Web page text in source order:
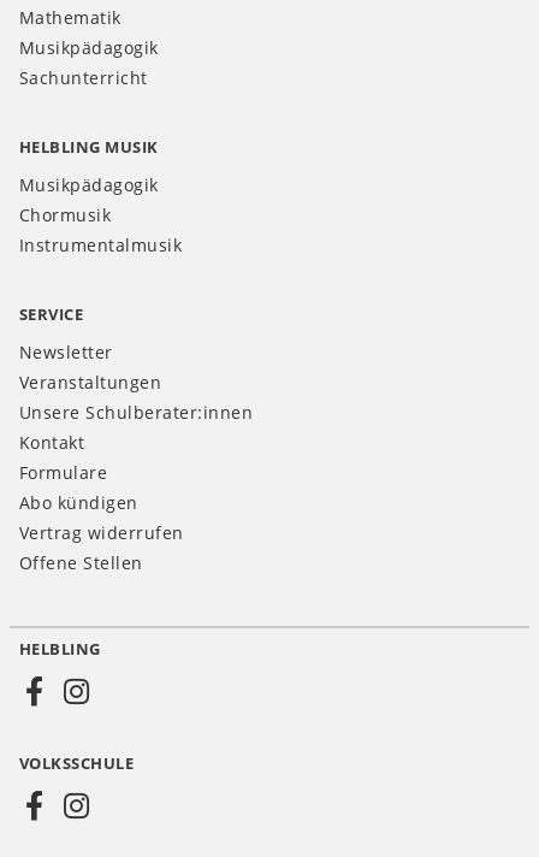
Mathematik
Musikpädagogik
Sachunterricht
HELBLING MUSIK
Musikpädagogik
Chormusik
Instrumentalmusik
SERVICE
Newsletter
Veranstaltungen
Unsere Schulberater:innen
Kontakt
Formulare
Abo kündigen
Vertrag widerrufen
Offene Stellen
Social
AT
HELBLING
VOLKSSCHULE